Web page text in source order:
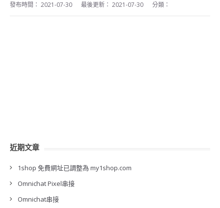
發布時間： 2021-07-30 最後更新： 2021-07-30 分類：
近期文章
1shop 免費網址已調整為 my1shop.com
Omnichat Pixel串接
Omnichat串接